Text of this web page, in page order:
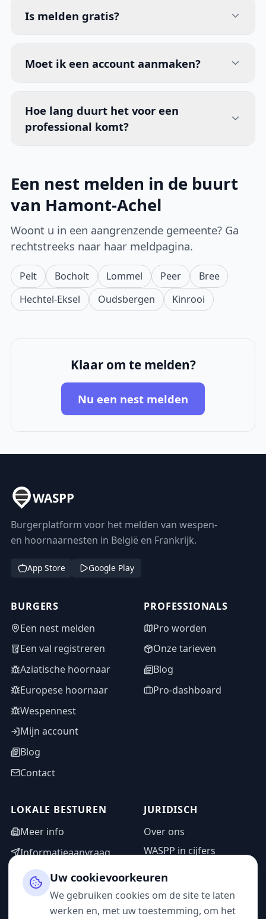
Is melden gratis?
Moet ik een account aanmaken?
Hoe lang duurt het voor een
professional komt?
Een nest melden in de buurt
van Hamont-Achel
Woont u in een aangrenzende gemeente? Ga
rechtstreeks naar haar meldpagina.
Pelt Bocholt Lommel Peer
Bree
Hechtel-Eksel
Oudsbergen Kinrooi
Klaar om te melden?
Nu een nest melden
WASPP
Burgerplatform voor het melden van wespen-
en hoornaarnesten in België en Frankrijk.
App Store Google Play
BURGERS
Een nest melden
Een val registreren
Aziatische hoornaar
Europese hoornaar
Wespennest
Mijn account
Blog
Contact
PROFESSIONALS
Pro worden
Onze tarieven
Blog
Pro-dashboard
LOKALE BESTUREN
Meer info
Informatieaanvraag
Adminzone
JURIDISCH
Over ons
WASPP in cijfers
Privacybeleid
Gebruiksvoorwaarden
Uw cookievoorkeuren
We gebruiken cookies om de site te laten
werken en, met uw toestemming, om het